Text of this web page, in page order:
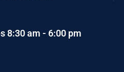
8:30 am - 6:00 pm